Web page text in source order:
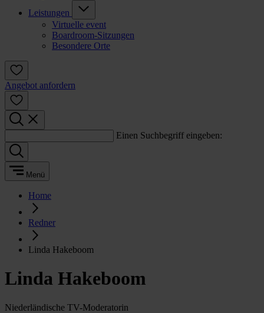
Leistungen
Virtuelle event
Boardroom-Sitzungen
Besondere Orte
Angebot anfordern
Einen Suchbegriff eingeben:
Menü
Home
Redner
Linda Hakeboom
Linda Hakeboom
Niederländische TV-Moderatorin